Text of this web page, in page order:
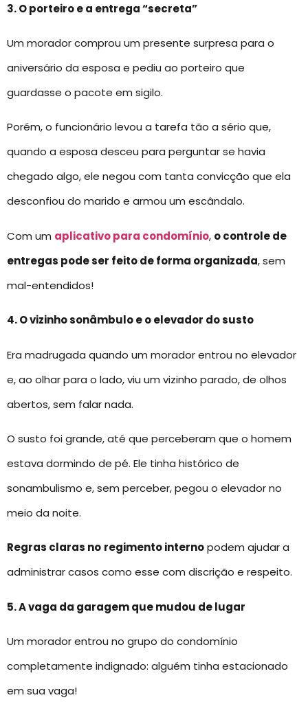
3. O porteiro e a entrega “secreta”
Um morador comprou um presente surpresa para o
aniversário da esposa e pediu ao porteiro que
guardasse o pacote em sigilo.
Porém, o funcionário levou a tarefa tão a sério que,
quando a esposa desceu para perguntar se havia
chegado algo, ele negou com tanta convicção que ela
desconfiou do marido e armou um escândalo.
Com um aplicativo para condomínio, o controle de
entregas pode ser feito de forma organizada, sem
mal-entendidos!
4. O vizinho sonâmbulo e o elevador do susto
Era madrugada quando um morador entrou no elevador
e, ao olhar para o lado, viu um vizinho parado, de olhos
abertos, sem falar nada.
O susto foi grande, até que perceberam que o homem
estava dormindo de pé. Ele tinha histórico de
sonambulismo e, sem perceber, pegou o elevador no
meio da noite.
Regras claras no regimento internopodem ajudar a
administrar casos como esse com discrição e respeito.
5. A vaga da garagem que mudou de lugar
Um morador entrou no grupo do condomínio
completamente indignado: alguém tinha estacionado
em sua vaga!